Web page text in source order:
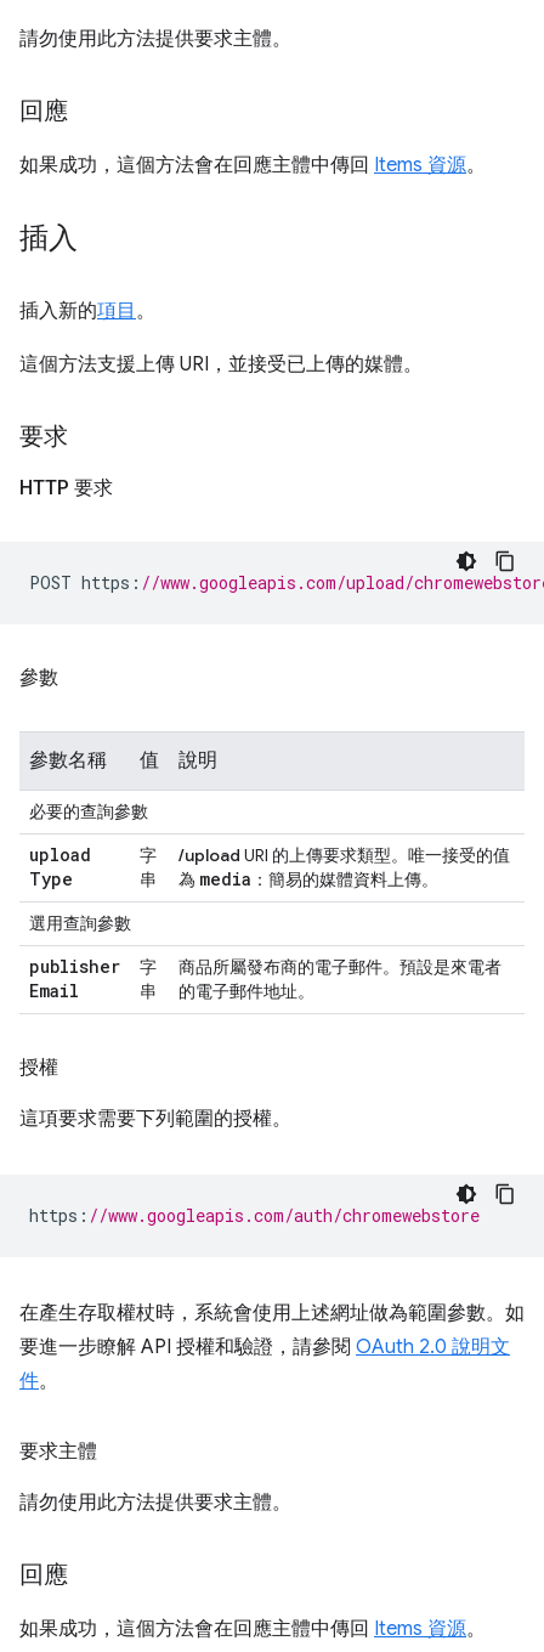
請勿使用此方法提供要求主體。
回應
如果成功，這個方法會在回應主體中傳回 Items 資源。
插入
插入新的項目 。
這個方法支援上傳 URI，並接受已上傳的媒體。
要求
HTTP 要求
POST https : //www.googleapis.com/upload/
參數
參數名稱 值 說明
必要的查詢參數
upload
Type
字
串
/upload URI 的上傳要求類型。唯一接受的值
為 media ：簡易的媒體資料上傳。
選用查詢參數
publisher
Email
字
串
商品所屬發布商的電子郵件。預設是來電者
的電子郵件地址。
授權
這項要求需要下列範圍的授權。
https : //www.googleapis.com/auth/chromewebstore
在產生存取權杖時，系統會使用上述網址做為範圍參數。如
要進一步瞭解 API 授權和驗證，請參閱 OAuth 2.0 說明文
件。
要求主體
請勿使用此方法提供要求主體。
回應
如果成功，這個方法會在回應主體中傳回 Items 資源。